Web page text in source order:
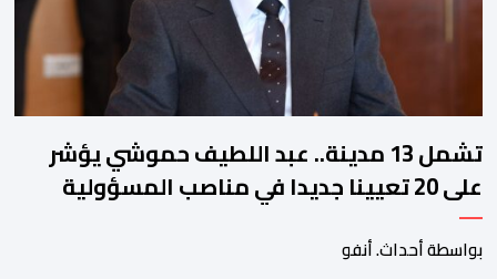
تشمل 13 مدينة.. عبد اللطيف حموشي يؤشر
على 20 تعيينا جديدا في مناصب المسؤولية
بمصالح الأمن الوطني
بواسطة أحداث. أنفو